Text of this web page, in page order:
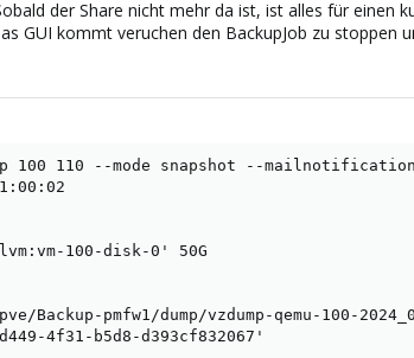
der Share nicht mehr da ist, ist alles für einen
GUI kommt veruchen den BackupJob zu stoppen
100 110 --mode snapshot --
100-disk-0' 50G
pmfw1/dump/vzdump-qemu-100-
4f31-b5d8-d393cf832067'